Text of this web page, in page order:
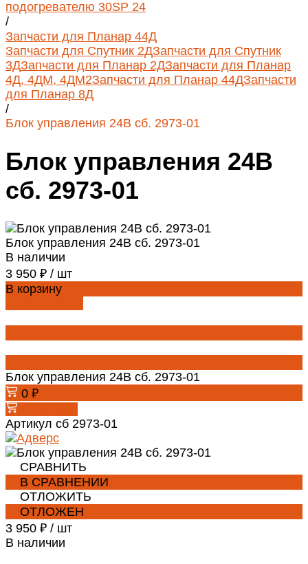
подогревателю 30SP 24
/
Запчасти для Планар 44Д
Запчасти для Спутник 2ДЗапчасти для Спутник
3ДЗапчасти для Планар 2ДЗапчасти для Планар
4Д, 4ДМ, 4ДМ2Запчасти для Планар 44ДЗапчасти
для Планар 8Д
/
Блок управления 24В сб. 2973-01
Блок управления 24В
сб. 2973-01
Блок управления 24В сб. 2973-01
В наличии
3 950 ₽ / шт
В корзину
Блок управления 24В сб. 2973-01
0 ₽
Артикул сб 2973-01
СРАВНИТЬ
В СРАВНЕНИИ
ОТЛОЖИТЬ
ОТЛОЖЕН
3 950 ₽ / шт
В наличии